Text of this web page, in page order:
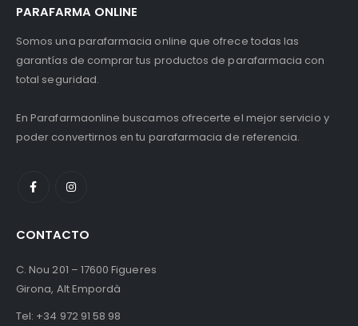
PARAFARMA ONLINE
Somos una parafarmacia online que ofrece todas las
garantías de comprar tus productos de parafarmacia con
total seguridad.
En Parafarmaonline buscamos ofrecerte el mejor servicio y
poder convertirnos en tu parafarmacia de referencia.
CONTACTO
C. Nou 201 – 17600 Figueres
Girona, Alt Empordà
Tel: +34 972 91 58 98